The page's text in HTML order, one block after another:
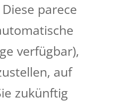
parece
verfügbar),
auf
zukünftig